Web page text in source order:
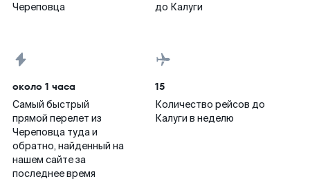
Череповца
до Калуги
около 1 часа
Самый быстрый
прямой перелет из
Череповца туда и
обратно, найденный на
нашем сайте за
последнее время
15
Количество рейсов до
Калуги в неделю